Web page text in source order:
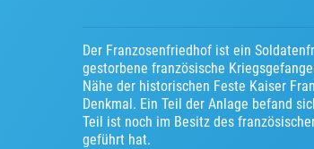
Der Franzosenfriedhof ist ein
gestorbene französische
Nähe der historischen Feste Kaiser
Denkmal. Ein Teil der Anlage befand
Teil ist noch im Besitz des
geführt hat.